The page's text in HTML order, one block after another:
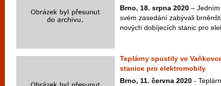
Brno, 18. srpna 2020 –
svém zasedání zabývali
nových dobíjecích stanic pro
Teplárny spustily ve
stanice pro elektromobily
Brno, 11. června 2020 -